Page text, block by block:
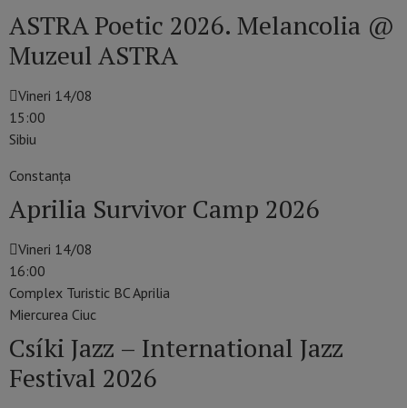
ASTRA Poetic 2026. Melancolia @
Muzeul ASTRA
Vineri 14/08
15:00
Sibiu
Constanţa
Aprilia Survivor Camp 2026
Vineri 14/08
16:00
Complex Turistic BC Aprilia
Miercurea Ciuc
Csíki Jazz – International Jazz
Festival 2026